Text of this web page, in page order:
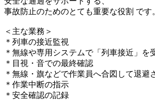
事故防止のためのとても重要な役割 です
＜主な業務＞
＊列車の接近監視
＊無線や専用システムで「列車接近」を
＊目視・音での最終確認
＊無線・旗などで作業員へ合図して退避
＊作業中断の指示
＊安全確認の記録